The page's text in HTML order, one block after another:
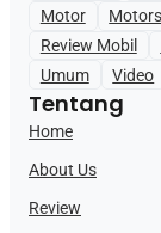
Motor
Review Mobil
Umum
Video
Tentang
Home
About Us
Review